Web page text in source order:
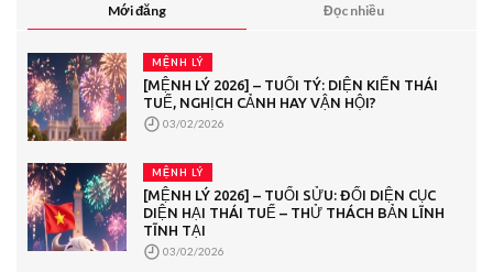
Mới đăng Đọc nhiều
MỆNH LÝ
[MỆNH LÝ 2026] – TUỔI TÝ: DIỆN KIẾN THÁI
TUẾ, NGHỊCH CẢNH HAY VẬN HỘI?
03/02/2026
MỆNH LÝ
[MỆNH LÝ 2026] – TUỔI SỬU: ĐỐI DIỆN CỤC
DIỆN HẠI THÁI TUẾ – THỬ THÁCH BẢN LĨNH
TĨNH TẠI
03/02/2026